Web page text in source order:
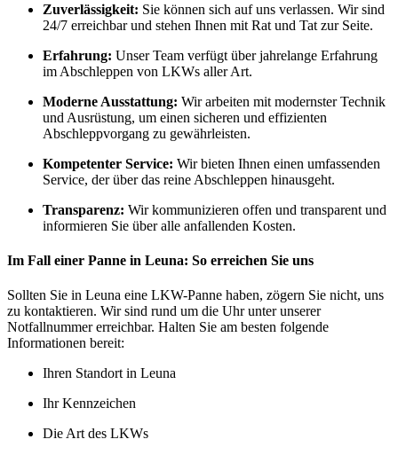
Zuverlässigkeit: Sie können sich auf uns verlassen. Wir sind
24/7 erreichbar und stehen Ihnen mit Rat und Tat zur Seite.
Erfahrung: Unser Team verfügt über jahrelange Erfahrung
im Abschleppen von LKWs aller Art.
Moderne Ausstattung: Wir arbeiten mit modernster Technik
und Ausrüstung, um einen sicheren und effizienten
Abschleppvorgang zu gewährleisten.
Kompetenter Service: Wir bieten Ihnen einen umfassenden
Service, der über das reine Abschleppen hinausgeht.
Transparenz: Wir kommunizieren offen und transparent und
informieren Sie über alle anfallenden Kosten.
Im Fall einer Panne in Leuna: So erreichen Sie uns
Sollten Sie in Leuna eine LKW-Panne haben, zögern Sie nicht, uns
zu kontaktieren. Wir sind rund um die Uhr unter unserer
Notfallnummer erreichbar. Halten Sie am besten folgende
Informationen bereit:
Ihren Standort in Leuna
Ihr Kennzeichen
Die Art des LKWs